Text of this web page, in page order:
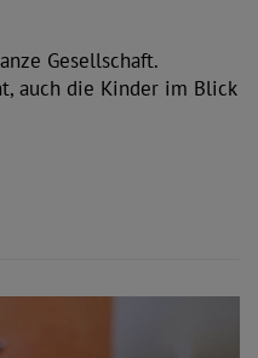
Gesellschaft.
auch die Kinder im Blick